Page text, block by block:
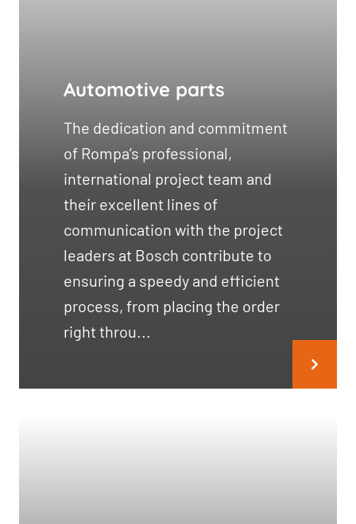
Automotive parts
The dedication and commitment
of Rompa’s professional,
international project team and
their excellent lines of
communication with the project
leaders at Bosch contribute to
ensuring a speedy and efficient
process, from placing the order
right throu...